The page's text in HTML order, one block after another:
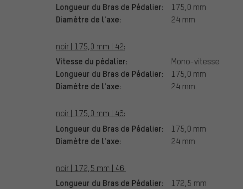
Longueur du Bras de Pédalier: 175,0 mm
Diamètre de l'axe: 24 mm
noir | 175,0 mm | 42:
Vitesse du pédalier: Mono-vitesse
Longueur du Bras de Pédalier: 175,0 mm
Diamètre de l'axe: 24 mm
noir | 175,0 mm | 46:
Longueur du Bras de Pédalier: 175,0 mm
Diamètre de l'axe: 24 mm
noir | 172,5 mm | 46:
Longueur du Bras de Pédalier: 172,5 mm